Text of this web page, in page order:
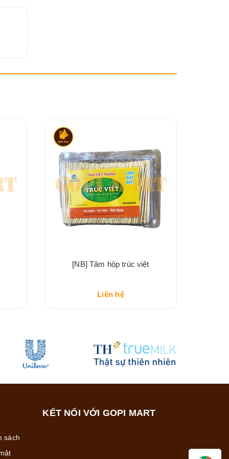
[NB] Tăm hộp trúc việt
Liên hệ
sách
KẾT NỐI VỚI GOPI MART